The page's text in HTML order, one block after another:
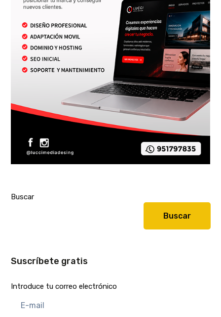
Buscar
Buscar
Suscríbete gratis
Introduce tu correo electrónico
mail